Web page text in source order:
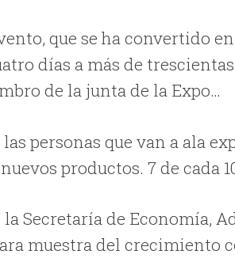
que se ha convertido
días a más de
de la junta de la Expo…
personas que van a ala
productos. 7 de cada
la Secretaría de Economía,
muestra del crecimiento